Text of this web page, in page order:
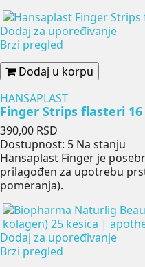
Dodaj za upoređivanje
Brzi pregled
Dodaj u korpu
HANSAPLAST
Finger Strips flasteri
Cena
390,00 RSD
Dostupnost: 5 Na stanju
Hansaplast Finger je
prilagođen za upotrebu
pomeranja).
Dodaj za upoređivanje
Brzi pregled